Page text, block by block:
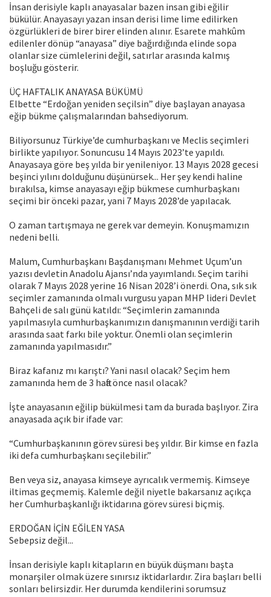
İnsan derisiyle kaplı anayasalar bazen insan gibi eğilir
bükülür. Anayasayı yazan insan derisi lime lime edilirken
özgürlükleri de birer birer elinden alınır. Esarete mahkûm
edilenler dönüp “anayasa” diye bağırdığında elinde sopa
olanlar size cümlelerini değil, satırlar arasında kalmış
boşluğu gösterir.
ÜÇ HAFTALIK ANAYASA BÜKÜMÜ
Elbette “Erdoğan yeniden seçilsin” diye başlayan anayasa
eğip bükme çalışmalarından bahsediyorum.
Biliyorsunuz Türkiye’de cumhurbaşkanı ve Meclis seçimleri
birlikte yapılıyor. Sonuncusu 14 Mayıs 2023’te yapıldı.
Anayasaya göre beş yılda bir yenileniyor. 13 Mayıs 2028 gecesi
beşinci yılını dolduğunu düşünürsek... Her şey kendi haline
bırakılsa, kimse anayasayı eğip bükmese cumhurbaşkanı
seçimi bir önceki pazar, yani 7 Mayıs 2028’de yapılacak.
O zaman tartışmaya ne gerek var demeyin. Konuşmamızın
nedeni belli.
Malum, Cumhurbaşkanı Başdanışmanı Mehmet Uçum’un
yazısı devletin Anadolu Ajansı’nda yayımlandı. Seçim tarihi
olarak 7 Mayıs 2028 yerine 16 Nisan 2028’i önerdi. Ona, sık sık
seçimler zamanında olmalı vurgusu yapan MHP lideri Devlet
Bahçeli de salı günü katıldı: “Seçimlerin zamanında
yapılmasıyla cumhurbaşkanımızın danışmanının verdiği tarih
arasında saat farkı bile yoktur. Önemli olan seçimlerin
zamanında yapılmasıdır.”
Biraz kafanız mı karıştı? Yani nasıl olacak? Seçim hem
zamanında hem de 3 hafta önce nasıl olacak?
İşte anayasanın eğilip bükülmesi tam da burada başlıyor. Zira
anayasada açık bir ifade var:
“Cumhurbaşkanının görev süresi beş yıldır. Bir kimse en fazla
iki defa cumhurbaşkanı seçilebilir.”
Ben veya siz, anayasa kimseye ayrıcalık vermemiş. Kimseye
iltimas geçmemiş. Kalemle değil niyetle bakarsanız açıkça
her Cumhurbaşkanlığı iktidarına görev süresi biçmiş.
ERDOĞAN İÇİN EĞİLEN YASA
Sebepsiz değil...
İnsan derisiyle kaplı kitapların en büyük düşmanı başta
monarşiler olmak üzere sınırsız iktidarlardır. Zira başları belli
sonları belirsizdir. Her durumda kendilerini sorumsuz